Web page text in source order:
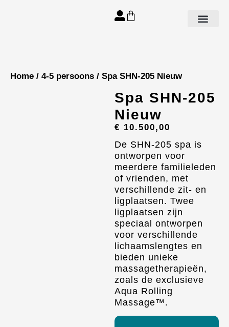
Home / 4-5 persoons / Spa SHN-205 Nieuw
Spa SHN-205
Nieuw
€ 10.500,00
De SHN-205 spa is
ontworpen voor
meerdere familieleden
of vrienden, met
verschillende zit- en
ligplaatsen. Twee
ligplaatsen zijn
speciaal ontworpen
voor verschillende
lichaamslengtes en
bieden unieke
massagetherapieën,
zoals de exclusieve
Aqua Rolling
Massage™.